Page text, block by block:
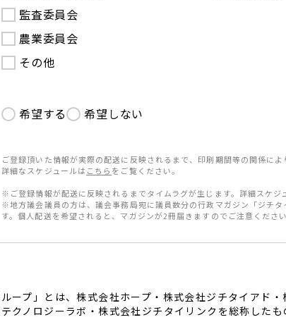
監査委員会
農業委員会
その他
希望する 希望しない
ご登録頂いた情報が実際の配送に反映されるまで、印刷期間等の関係によ
詳細なスケジュールは こちら をご覧ください。
※ご登録情報が配送に反映されるまでタイムラグが生じます。詳細スケジ
※地方議会議員の方は、議会事務局宛に議員数分の行政マガジン「ジチタ
す。個人配送を希望されると、マガジンが2冊届きますのでご注意ください
ープ」とは、株式会社ホープ・株式会社ジチタイアド・
クノロジーラボ・株式会社ジチタイリンクを総称したも